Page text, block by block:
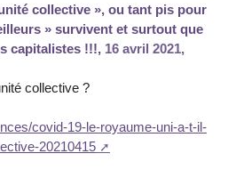
collective », ou tant pis pour
» survivent et surtout que
capitalistes !!!, 16 avril 2021,
collective ?
covid-19-le-royaume-uni-a-t-il-
20210415